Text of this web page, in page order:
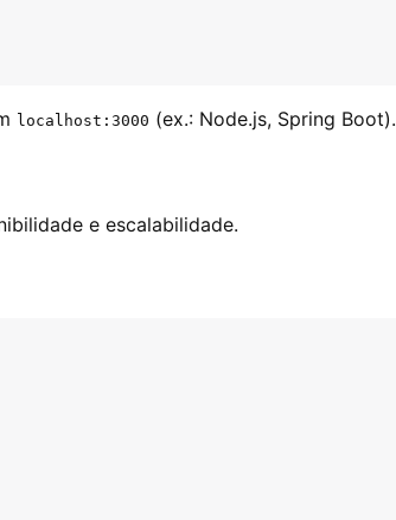
localhost:3000 (ex.: Node.js, Spring Boot).
e escalabilidade.